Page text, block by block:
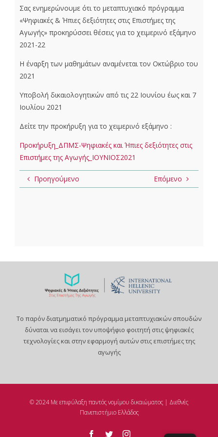
Σας ενημερώνουμε ότι το μεταπτυχιακό πρόγραμμα
«Ψηφιακές & Ήπιες δεξιότητες στις Επιστήμες της
Αγωγής» προκηρύσσει θέσεις για το χειμερινό εξάμηνο
2021-22
Η έναρξη των μαθημάτων αναμένεται τον Οκτώβριο του
2021
Υποβολή δικαιολογητικών από τις 22 Ιουνίου έως και 7
Ιουλίου 2021
Δείτε την προκήρυξη για το χειμερινό εξάμηνο :
Προκήρυξη_ΔΠΜΣ-Ψηφιακές και Ήπιες δεξιότητες στις
Επιστήμες της Αγωγής_ΙΟΥΝΙΟΣ2021
Προηγούμενο Επόμενο
Το παρόν διατμηματικό πρόγραμμα μεταπτυχιακών σπουδών
δύναται να εισάγει τον υποψήφιο φοιτητή στις ψηφιακές
τεχνολογίες και στην εφαρμογή αυτών στις επιστήμες της
αγωγής
© 2024 Με επιφύλαξη παντός νομίμου δικαιώματος | Διεθνές
Πανεπιστήμιο Ελλάδος